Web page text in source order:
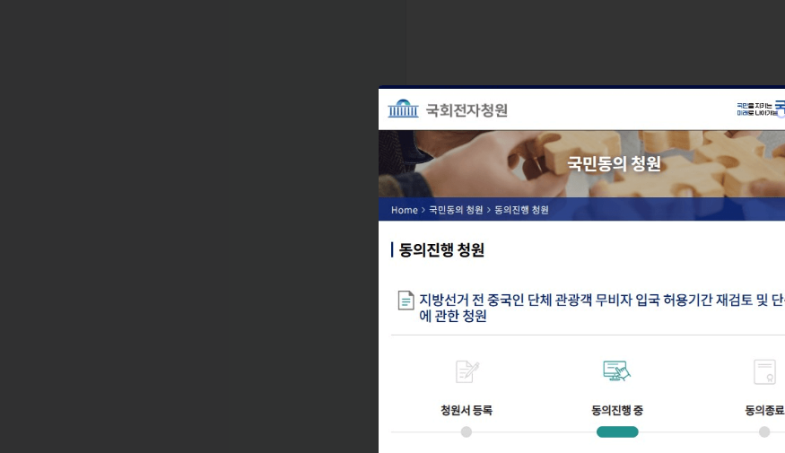
대상: 3인 이상 중국 단체관광객
기간:2025년 9월 29일 ~ 2026년 6월 30일
체류: 최대 15일 (제주는 최대 30일)
국민이 반대하는 이유
❌
증가 우려
범죄 및 치안 불안문제